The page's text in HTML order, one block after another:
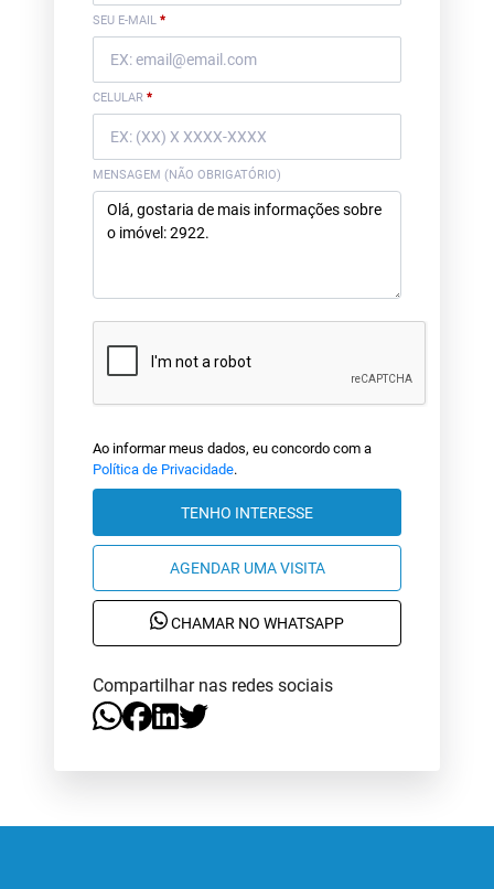
SEU E-MAIL *
CELULAR *
MENSAGEM (NÃO OBRIGATÓRIO)
Ao informar meus dados, eu concordo com a
Política de Privacidade.
TENHO INTERESSE
AGENDAR UMA VISITA
CHAMAR NO WHATSAPP
Compartilhar nas redes sociais